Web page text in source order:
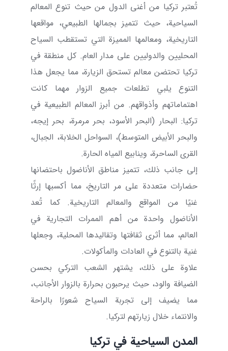
تُعتبر تركيا من أغنى الدول من حيث تنوع المعالم
السياحية، حيث تتميز بجمالها الطبيعي، مواقعها
التاريخية، ومعالمها المميزة التي تستقطب السياح
المحليين والدوليين على مدار العام. كل منطقة في
تركيا تحتضن معالم تستحق الزيارة، مما يجعل هذا
التنوع يلبي تطلعات جميع الزوار مهما كانت
اهتماماتهم وأذواقهم. من أبرز المعالم الطبيعية في
تركيا: البحار (البحر الأسود، بحر مرمرة، بحر إيجه،
والبحر الأبيض المتوسط)، السواحل الخلابة، الجبال،
القرى الساحرة، وينابيع المياه الحارة.
إلى جانب ذلك، تتميز مناطق الأناضول باحتضانها
حضارات متعددة على مر التاريخ، مما أكسبها إرثًا
غنيًا من المواقع والمعالم التاريخية. كما تُعد
الأناضول واحدة من أهم الممرات التجارية في
العالم، مما أثرى ثقافتها وتقاليدها المحلية، وجعلها
غنية بالتنوع في العادات والمأكولات.
علاوة على ذلك، يشتهر الشعب التركي بحسن
الضيافة والود، حيث يرحبون بحرارة بالزوار الأجانب،
مما يضيف إلى تجربة السياح شعورًا بالراحة
والانتماء خلال زيارتهم لتركيا.
المدن السياحية في تركيا